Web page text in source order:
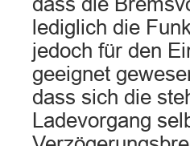
lediglich die
jedoch für den
geeignet
dass sich die
Ladevorgang